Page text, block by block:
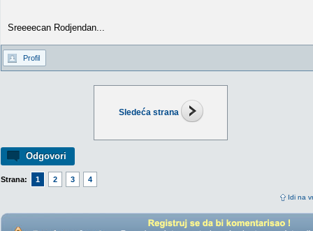
Sledeća strana
Odgovori
Strana: 1 2 3 4
Idi na
Sreeeecan Rodjendan...
Profil